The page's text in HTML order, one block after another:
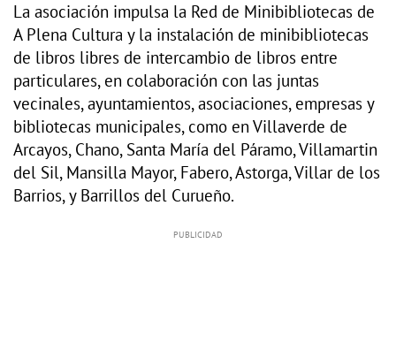
La asociación impulsa la Red de Minibibliotecas de
A Plena Cultura y la instalación de minibibliotecas
de libros libres de intercambio de libros entre
particulares, en colaboración con las juntas
vecinales, ayuntamientos, asociaciones, empresas y
bibliotecas municipales, como en Villaverde de
Arcayos, Chano, Santa María del Páramo, Villamartin
del Sil, Mansilla Mayor, Fabero, Astorga, Villar de los
Barrios, y Barrillos del Curueño.